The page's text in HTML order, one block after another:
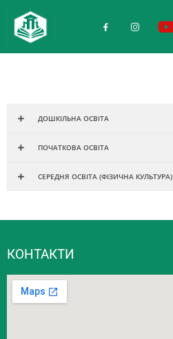
ДОШКІЛЬНА ОСВІТА
ПОЧАТКОВА ОСВІТА
СЕРЕДНЯ ОСВІТА (ФІЗИЧНА КУЛЬТУРА)
КОНТАКТИ